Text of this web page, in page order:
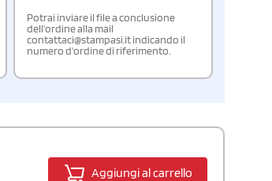
Potrai inviare il file a conclusione
dell'ordine alla mail
contattaci@stampasi.it indicando il
numero d'ordine di riferimento.
Aggiungi al carrello